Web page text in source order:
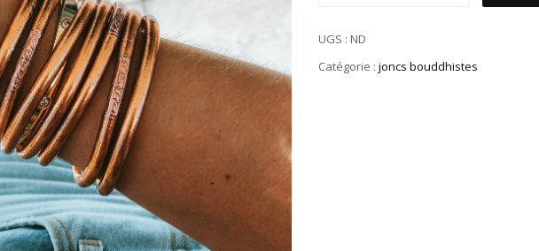
UGS : ND
Catégorie : joncs bouddhistes